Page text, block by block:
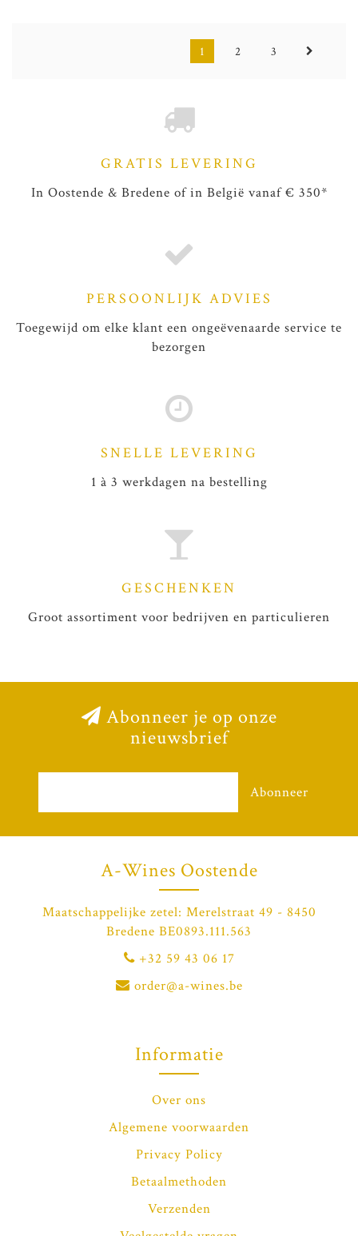
1 2 3
GRATIS LEVERING
In Oostende & Bredene of in België vanaf € 350*
PERSOONLIJK ADVIES
Toegewijd om elke klant een ongeëvenaarde service te
bezorgen
SNELLE LEVERING
1 à 3 werkdagen na bestelling
GESCHENKEN
Groot assortiment voor bedrijven en particulieren
Abonneer je op onze
nieuwsbrief
Abonneer
A-Wines Oostende
Maatschappelijke zetel: Merelstraat 49 - 8450
Bredene BE0893.111.563
+32 59 43 06 17
order@a-wines.be
Informatie
Over ons
Algemene voorwaarden
Privacy Policy
Betaalmethoden
Verzenden